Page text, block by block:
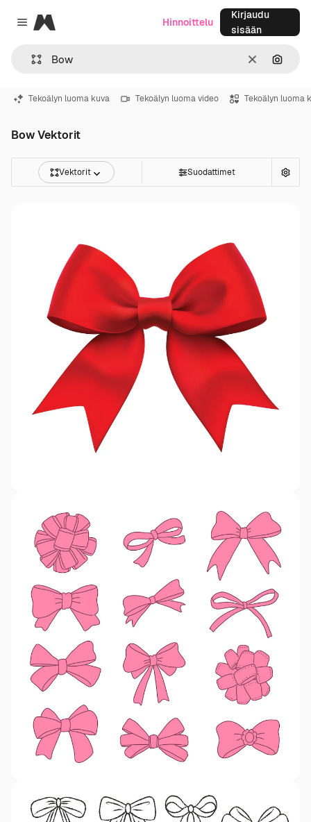
Close menu
Magnific
SelkeäHae
Hinnoittelu
Kirjaudu
sisään
Tekoälyn luoma kuva Tekoälyn luoma video Tekoälyn luoma
Bow Vektorit
Vektorit Suodattimet